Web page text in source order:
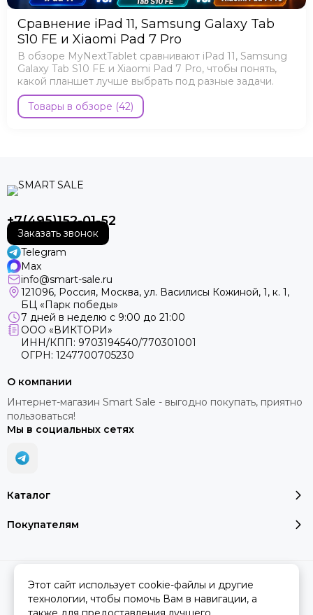
Сравнение iPad 11, Samsung Galaxy Tab
S10 FE и Xiaomi Pad 7 Pro
В обзоре MyNextTablet сравнивают iPad 11, Samsung
Galaxy Tab S10 FE и Xiaomi Pad 7 Pro, чтобы понять,
какой планшет лучше выбрать под разные задачи.
Товары в обзоре (42)
+7(495)152-01-52
Заказать звонок
Telegram
Max
info@smart-sale.ru
121096, Россия, Москва, ул. Василисы Кожиной, 1, к. 1,
БЦ «Парк победы»
7 дней в неделю с 9:00 до 21:00
ООО «ВИКТОРИ»
ИНН/КПП: 9703194540/770301001
ОГРН: 1247700705230
Каталог
Покупателям
О компании
Интернет-магазин Smart Sale - выгодно покупать, приятно
пользоваться!
Мы в социальных сетях
2026 © SMART SALE.Карта сайта
Этот сайт использует cookie-файлы и другие
технологии, чтобы помочь Вам в навигации, а